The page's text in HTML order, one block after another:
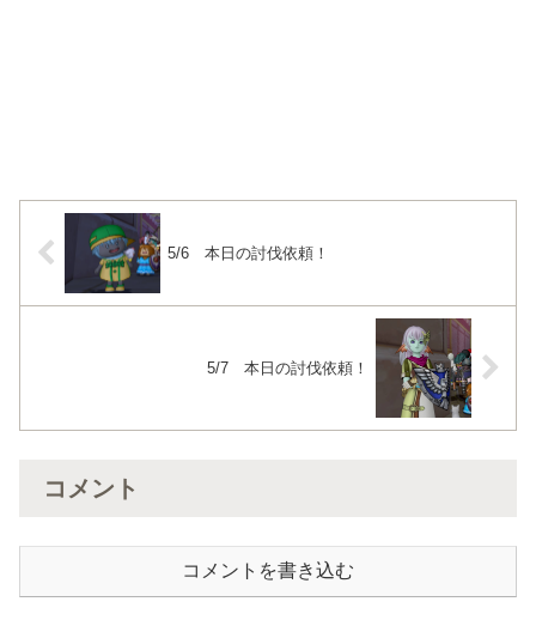
5/6 本日の討伐依頼！
5/7 本日の討伐依頼！
コメント
コメントを書き込む